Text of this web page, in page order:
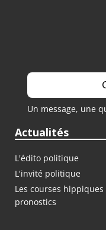
Un message, une
Actualités
L'édito politique
L'invité politique
Les courses hippiques
pronostics